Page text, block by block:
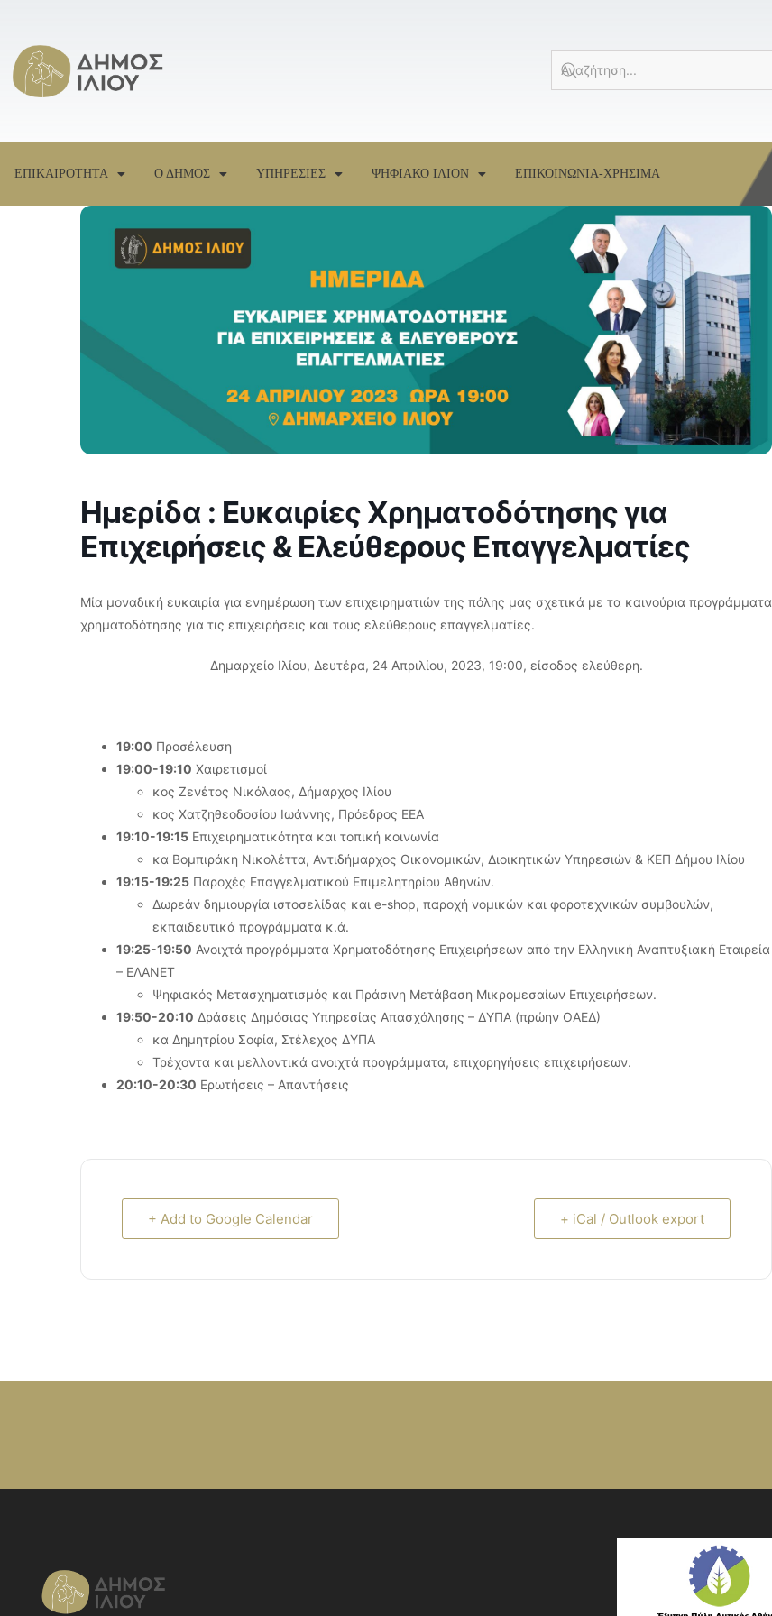
ΕΠΙΚΑΙΡΟΤΗΤΑ Ο ΔΗΜΟΣ ΥΠΗΡΕΣΙΕΣ ΨΗΦΙΑΚΟ ΙΛΙΟΝ ΕΠΙΚΟΙΝΩΝΙΑ-ΧΡΗΣΙΜΑ
Ημερίδα : Ευκαιρίες Χρηματοδότησης για
Επιχειρήσεις & Ελεύθερους Επαγγελματίες
Μία μοναδική ευκαιρία για ενημέρωση των επιχειρηματιών της πόλης μας σχετικά με τα καινούρια προγράμματα
χρηματοδότησης για τις επιχειρήσεις και τους ελεύθερους επαγγελματίες.
Δημαρχείο Ιλίου, Δευτέρα, 24 Απριλίου, 2023, 19:00, είσοδος ελεύθερη.
19:00 Προσέλευση
19:00-19:10 Χαιρετισμοί
κος Ζενέτος Νικόλαος, Δήμαρχος Ιλίου
κος Χατζηθεοδοσίου Ιωάννης, Πρόεδρος ΕΕΑ
19:10-19:15 Επιχειρηματικότητα και τοπική κοινωνία
κα Βομπιράκη Νικολέττα, Αντιδήμαρχος Οικονομικών, Διοικητικών Υπηρεσιών & ΚΕΠ Δήμου Ιλίου
19:15-19:25 Παροχές Επαγγελματικού Επιμελητηρίου Αθηνών.
Δωρεάν δημιουργία ιστοσελίδας και e-shop, παροχή νομικών και φοροτεχνικών συμβουλών,
εκπαιδευτικά προγράμματα κ.ά.
19:25-19:50 Ανοιχτά προγράμματα Χρηματοδότησης Επιχειρήσεων από την Ελληνική Αναπτυξιακή Εταιρεία
– ΕΛΑΝΕΤ
Ψηφιακός Μετασχηματισμός και Πράσινη Μετάβαση Μικρομεσαίων Επιχειρήσεων.
19:50-20:10 Δράσεις Δημόσιας Υπηρεσίας Απασχόλησης – ΔΥΠΑ (πρώην ΟΑΕΔ)
κα Δημητρίου Σοφία, Στέλεχος ΔΥΠΑ
Τρέχοντα και μελλοντικά ανοιχτά προγράμματα, επιχορηγήσεις επιχειρήσεων.
20:10-20:30 Ερωτήσεις – Απαντήσεις
+ Add to Google Calendar + iCal / Outlook export